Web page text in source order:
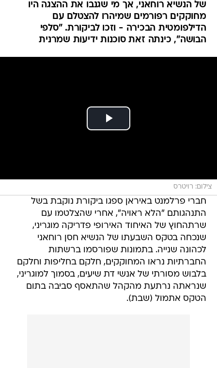
של הנשיא רוחאני, אך מי שגנבו את ההצגה היו
מחוקקים רפורמים שמיהרו להצטלם עם
הדילפומטית הבכירה - וזכו לביקורת. "סלפי
הבושה", כינתה זאת סוכנות ידיעות שמרנית
צילום: רויטרס
חברי פרלמנט באיראן ספגו ביקורת נוקבת בשל
התנהגותם "הלא ראויה", אחרי שהצלטמו עם
שרתהחוץ של האיחוד האירופי פדריקה מוגריני,
שנכחה בטקס השבעתו של הנשיא חסן רוחאני
לכהונה שנייה. בתמונות שפורסמו ברשתות
החברתיות נראו המחוקקים, חלקם בחליפות וחלקם
בלבוש מסורתי של אנשי דת שיעים, בסמוך למוגריני,
שנראתה נרתעת מהקהל שהתאסף סביבה בתום
הטקס אתמול (שבת).